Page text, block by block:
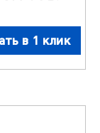
в 1 клик